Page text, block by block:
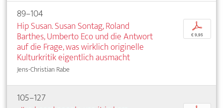
89–104
Hip Susan. Susan Sontag, Roland
Barthes, Umberto Eco und die Antwort
auf die Frage, was wirklich originelle
Kulturkritik eigentlich ausmacht
Jens-Christian Rabe
p
€ 9,95
105–127